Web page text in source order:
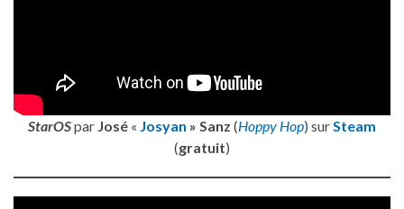
StarOSpar José « Josyan » Sanz (Hoppy Hop) surSteam
(gratuit)